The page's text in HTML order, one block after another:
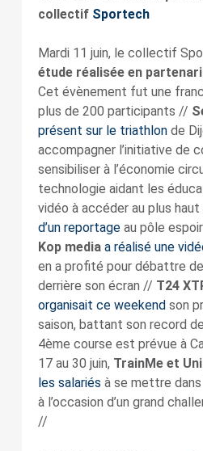
collectif Sportech
Mardi 11 juin, le collectif
étude réalisée en
Cet évènement fut une
plus de 200 participants //
présent sur le triathlonde
accompagner l’initiative de
sensibiliser à l’économie
technologie aidant les
vidéo à accéder au plus haut
d’un reportageau pôle
Kop media a réalisé une
en a profité pour débattre
derrière son écran // T24
organisait ce weekend son
saison, battant son record
4ème course est prévue à
17 au 30 juin, TrainMe et
les salariés à se mettre
à l’occasion d’un grand
//